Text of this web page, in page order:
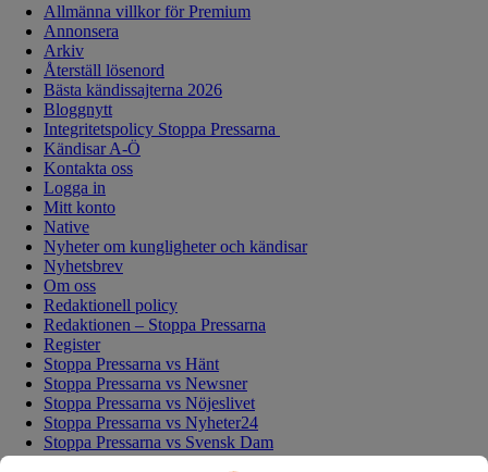
Allmänna villkor för Premium
Annonsera
Arkiv
Återställ lösenord
Bästa kändissajterna 2026
Bloggnytt
Integritetspolicy Stoppa Pressarna
Kändisar A-Ö
Kontakta oss
Logga in
Mitt konto
Native
Nyheter om kungligheter och kändisar
Nyhetsbrev
Om oss
Redaktionell policy
Redaktionen – Stoppa Pressarna
Register
Stoppa Pressarna vs Hänt
Stoppa Pressarna vs Newsner
Stoppa Pressarna vs Nöjeslivet
Stoppa Pressarna vs Nyheter24
Stoppa Pressarna vs Svensk Dam
Test VI-player